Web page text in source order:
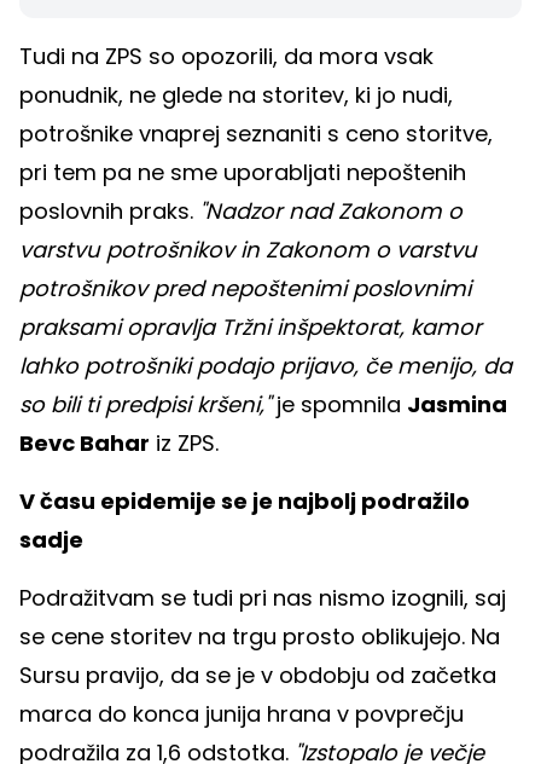
Tudi na ZPS so opozorili, da mora vsak
ponudnik, ne glede na storitev, ki jo nudi,
potrošnike vnaprej seznaniti s ceno storitve,
pri tem pa ne sme uporabljati nepoštenih
poslovnih praks. "Nadzor nad Zakonom o
varstvu potrošnikov in Zakonom o varstvu
potrošnikov pred nepoštenimi poslovnimi
praksami opravlja Tržni inšpektorat, kamor
lahko potrošniki podajo prijavo, če menijo, da
so bili ti predpisi kršeni,"je spomnila Jasmina
Bevc Bahar iz ZPS.
V času epidemije se je najbolj podražilo
sadje
Podražitvam se tudi pri nas nismo izognili, saj
se cene storitev na trgu prosto oblikujejo. Na
Sursu pravijo, da se je v obdobju od začetka
marca do konca junija hrana v povprečju
podražila za 1,6 odstotka. "Izstopalo je večje